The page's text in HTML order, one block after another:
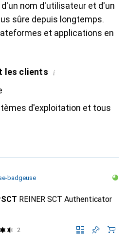
nom d'utilisateur et d'un
sûre depuis longtemps.
et applications en
les clients i
d'exploitation et tous
badgeuse
REINER SCT Authenticator
2